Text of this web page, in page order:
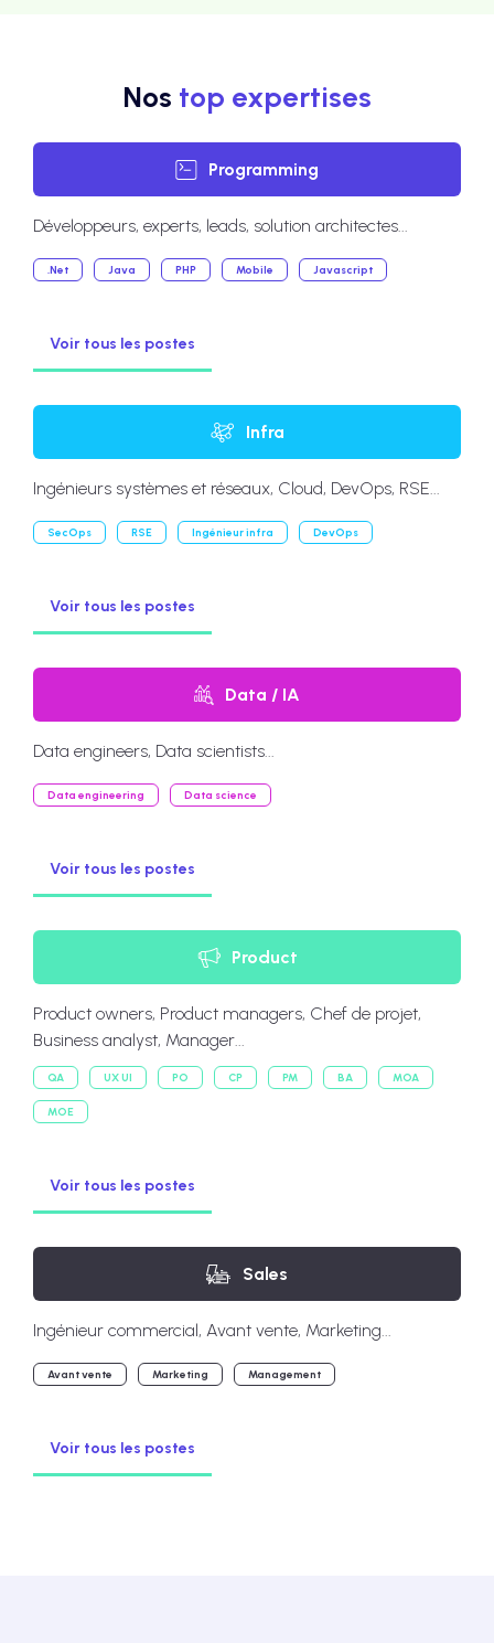
Nos top expertises
Programming
Développeurs, experts, leads, solution architectes...
.Net Java PHP Mobile Javascript
Voir tous les postes
Infra
Ingénieurs systèmes et réseaux, Cloud, DevOps, RSE...
SecOps RSE Ingénieur infra DevOps
Voir tous les postes
Data / IA
Data engineers, Data scientists...
Data engineering Data science
Voir tous les postes
Product
Product owners, Product managers, Chef de projet,
Business analyst, Manager...
QA UX UI PO CP PM BA MOA
MOE
Voir tous les postes
Sales
Ingénieur commercial, Avant vente, Marketing...
Avant vente Marketing Management
Voir tous les postes